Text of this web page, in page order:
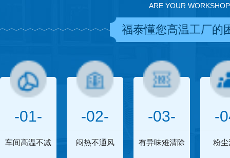
ARE YOUR
福泰懂您高温工厂的
-01-
车间高温不减
-02-
闷热不通风
-03-
有异味难清除
-
粉尘